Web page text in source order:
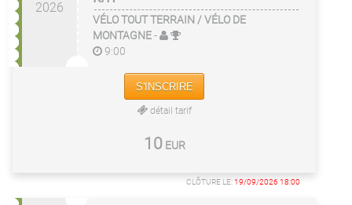
2026
VÉLO TOUT TERRAIN / VÉLO DE
MONTAGNE-
9:00
S'INSCRIRE
détail tarif
10 EUR
CLÔTURE LE:19/09/2026 18:00